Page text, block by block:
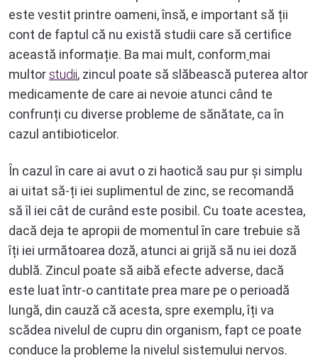
este vestit printre oameni, însă, e important să ții
cont de faptul că nu există studii care să certifice
această informație. Ba mai mult, conform mai
multor studii, zincul poate să slăbească puterea altor
medicamente de care ai nevoie atunci când te
confrunți cu diverse probleme de sănătate, ca în
cazul antibioticelor.
În cazul în care ai avut o zi haotică sau pur și simplu
ai uitat să-ți iei suplimentul de zinc, se recomandă
să îl iei cât de curând este posibil. Cu toate acestea,
dacă deja te apropii de momentul în care trebuie să
îți iei următoarea doză, atunci ai grijă să nu iei doză
dublă. Zincul poate să aibă efecte adverse, dacă
este luat într-o cantitate prea mare pe o perioadă
lungă, din cauză că acesta, spre exemplu, îți va
scădea nivelul de cupru din organism, fapt ce poate
conduce la probleme la nivelul sistemului nervos.